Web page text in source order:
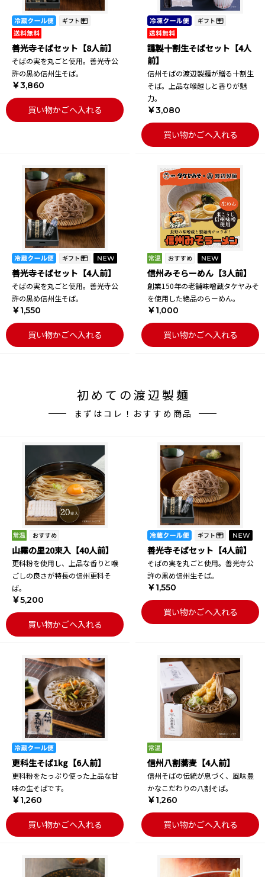
善光寺そばセット【8人前】
そばの実を丸ごと使用。善光寺公
許の黒め信州生そば。
￥3,860
買い物かごへ入れる
謹製十割生そばセット【4人
前】
信州そばの渡辺製麺が贈る十割生
そば。上品な喉越しと香りが魅
力。
￥3,080
買い物かごへ入れる
善光寺そばセット【4人前】
そばの実を丸ごと使用。善光寺公
許の黒め信州生そば。
￥1,550
買い物かごへ入れる
信州みそらーめん【3人前】
創業150年の老舗味噌蔵タケヤみそ
を使用した絶品のらーめん。
￥1,000
買い物かごへ入れる
初めての渡辺製麺
まずはコレ！おすすめ商品
山霧の里20束入【40人前】
更科粉を使用し、上品な香りと喉
ごしの良さが特長の信州更科そ
ば。
￥5,200
買い物かごへ入れる
善光寺そばセット【4人前】
そばの実を丸ごと使用。善光寺公
許の黒め信州生そば。
￥1,550
買い物かごへ入れる
更科生そば1kg【6人前】
更科粉をたっぷり使った上品な甘
味の生そばです。
￥1,260
買い物かごへ入れる
信州八割蕎麦【4人前】
信州そばの伝統が息づく、風味豊
かなこだわりの八割そば。
￥1,260
買い物かごへ入れる